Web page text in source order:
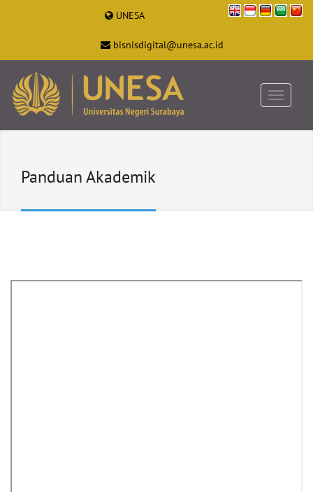
UNESA
bisnisdigital@unesa.ac.id
Panduan Akademik